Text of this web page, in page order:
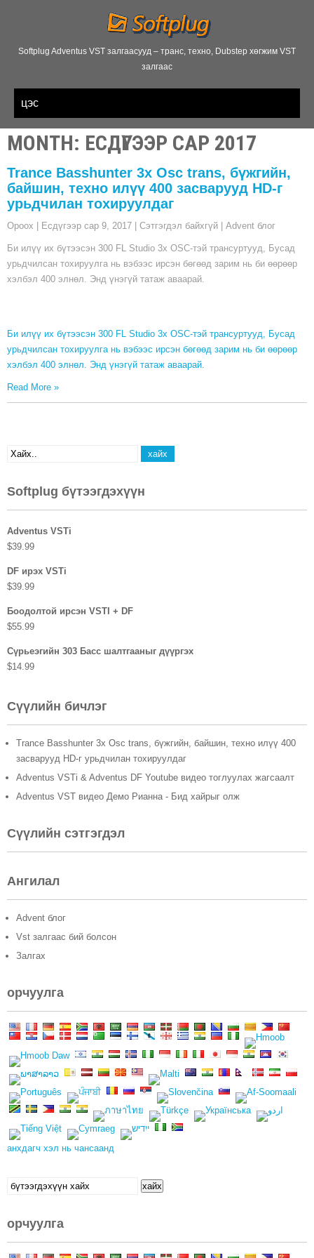
Softplug Adventus VST залгаасууд – транс, техно, Dubstep хөгжим VST
залгаас
цэс
MONTH: ЕСДҮГЭЭР САР 2017
Trance Basshunter 3x Osc trans, бүжгийн,
байшин, техно илүү 400 засварууд HD-г
урьдчилан тохируулдаг
Ороох Есдүгээр сар 9, 2017 Сэтгэгдэл байхгүй Advent блог
Би илүү их бүтээсэн 300 FL Studio 3x OSC-тэй трансуртууд, Бусад
урьдчилсан тохируулга нь вэбээс ирсэн бөгөөд зарим нь би өөрөөр
хэлбэл 400 элнөл. Энд үнэгүй татаж аваарай.
Би илүү их бүтээсэн 300 FL Studio 3x OSC-тэй трансуртууд, Бусад
урьдчилсан тохируулга нь вэбээс ирсэн бөгөөд зарим нь би өөрөөр
хэлбэл 400 элнөл. Энд үнэгүй татаж аваарай.
Read More »
Softplug бүтээгдэхүүн
Adventus VSTi
$39.99
DF ирэх VSTi
$39.99
Боодолтой ирсэн VSTI + DF
$55.99
Сүрьеэгийн 303 Басс шалтгааныг дүүргэх
$14.99
Сүүлийн бичлэг
Trance Basshunter 3x Osc trans, бүжгийн, байшин, техно илүү 400
засварууд HD-г урьдчилан тохируулдаг
Adventus VSTi & Adventus DF Youtube видео тоглуулах жагсаалт
Adventus VST видео Демо Рианна - Бид хайрыг олж
Сүүлийн сэтгэгдэл
Ангилал
Advent блог
Vst залгаас бий болсон
Залгах
орчуулга
анхдагч хэл нь чансаанд
Хайх: хайх
орчуулга